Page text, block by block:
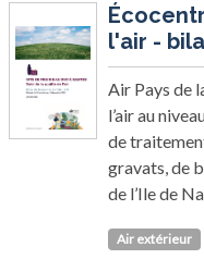
Écocentre, suivi de la qualité de
l'air -
Air Pays de
l’air au
de
gravats, de
de l’Ile de
Air extérieur